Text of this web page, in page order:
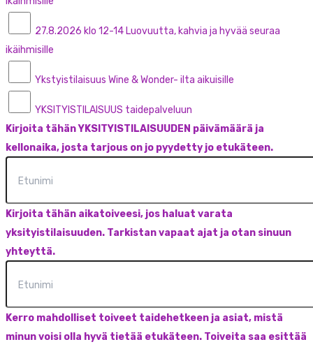
27.8.2026 klo 12-14 Luovuutta, kahvia ja hyvää seuraa
ikäihmisille
Ykstyistilaisuus Wine & Wonder- ilta aikuisille
YKSITYISTILAISUUS taidepalveluun
Kirjoita tähän YKSITYISTILAISUUDEN päivämäärä ja
kellonaika, josta tarjous on jo pyydetty jo etukäteen.
Kirjoita tähän aikatoiveesi, jos haluat varata
yksityistilaisuuden. Tarkistan vapaat ajat ja otan sinuun
yhteyttä.
Kerro mahdolliset toiveet taidehetkeen ja asiat, mistä
minun voisi olla hyvä tietää etukäteen. Toiveita saa esittää